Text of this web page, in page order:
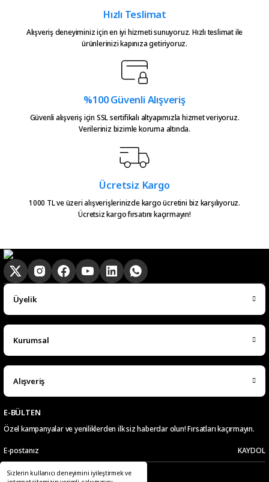
Sizlerin kullanıcı deneyimini iyileştirmek ve
Hızlı Teslimat
Alışveriş deneyiminiz için en iyi hizmeti sunuyoruz. Hızlı teslimat ile
ürünlerinizi kapınıza getiriyoruz.
%100 Güvenli Alışveriş
Güvenli alışveriş için SSL sertifikalı altyapımızla hizmet veriyoruz.
Verileriniz bizimle koruma altında.
Ücretsiz Kargo
1000 TL ve üzeri alışverişlerinizde kargo ücretini biz karşılıyoruz.
Ücretsiz kargo fırsatını kaçırmayın!
Üyelik
Kurumsal
Alışveriş
E-BÜLTEN
Özel kampanyalar ve yeniliklerden ilk siz haberdar olun! Fırsatları kaçırmayın.
KAYDOL
Telefon E-Posta